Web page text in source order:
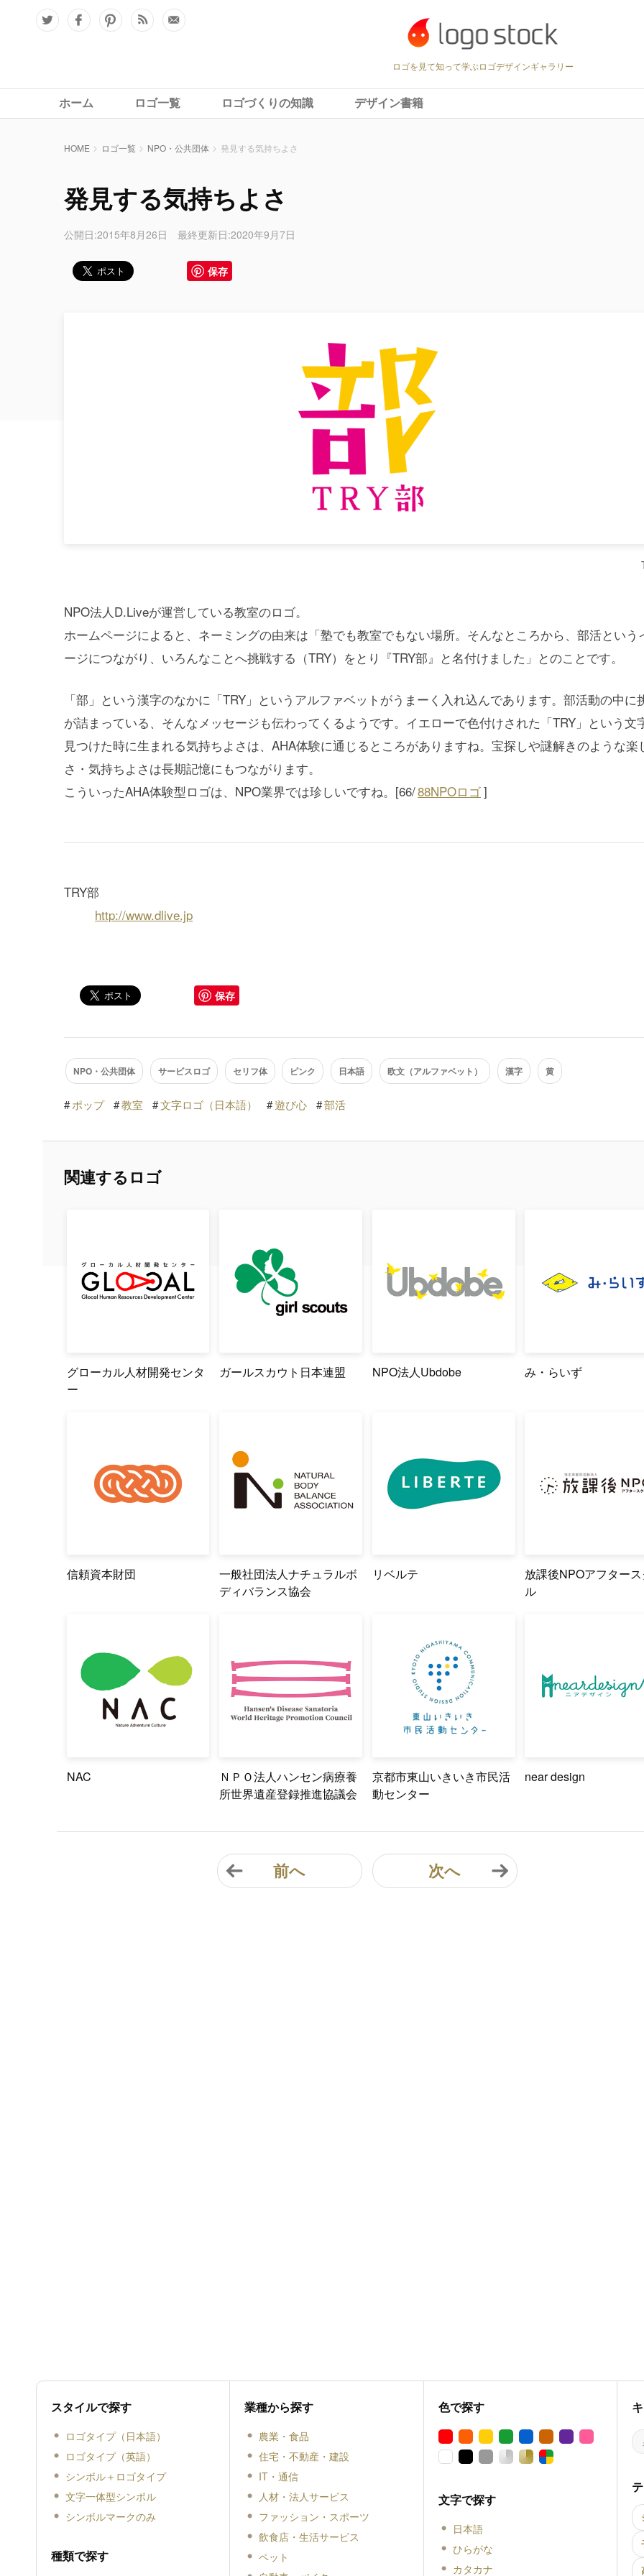
ロゴを見て知って学ぶロゴデザインギャラリー
ホーム ロゴ一覧 ロゴづくりの知識 デザイン書籍
HOME ロゴ一覧 NPO・公共団体 発見する気持ちよさ
発見する気持ちよさ
公開日:2015年8月26日 最終更新日:2020年9月7日
保存
NPO法人D.Liveが運営している教室のロゴ。
ホームページによると、ネーミングの由来は「塾でも教室でもない場所。そんなところから、部活という
ージにつながり、いろんなことへ挑戦する（TRY）をとり『TRY部』と名付けました」とのことです。
「部」という漢字のなかに「TRY」というアルファベットがうまーく入れ込んであります。部活動の中に
が詰まっている、そんなメッセージも伝わってくるようです。イエローで色付けされた「TRY」という文
見つけた時に生まれる気持ちよさは、AHA体験に通じるところがありますね。宝探しや謎解きのような楽
さ・気持ちよさは長期記憶にもつながります。
こういったAHA体験型ロゴは、NPO業界では珍しいですね。[66/88NPOロゴ]
TRY部
http://www.dlive.jp
保存
NPO・公共団体 サービスロゴ セリフ体 ピンク 日本語 欧文（アルファベット） 漢字 黄
# ポップ #教室 #文字ロゴ（日本語） #遊び心 #部活
関連するロゴ
グローカル人材開発センタ
ー
ガールスカウト日本連盟 NPO法人Ubdobe み・らいず
信頼資本財団
一般社団法人ナチュラルボ
ディバランス協会
リベルテ
放課後NPOアフター
ル
NAC
ＮＰＯ法人ハンセン病療養
所世界遺産登録推進協議会
京都市東山いきいき市民活
動センター
near design
前へ 次へ
スタイルで探す
ロゴタイプ（日本語）
ロゴタイプ（英語）
シンボル＋ロゴタイプ
文字一体型シンボル
シンボルマークのみ
種類で探す
業種から探す
農業・食品
住宅・不動産・建設
IT・通信
人材・法人サービス
ファッション・スポーツ
飲食店・生活サービス
ペット
色で探す
文字で探す
日本語
ひらがな
カタカナ